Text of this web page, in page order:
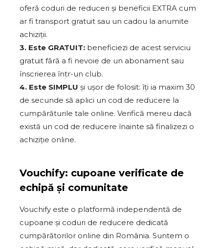
oferă coduri de reduceri și beneficii EXTRA cum
ar fi transport gratuit sau un cadou la anumite
achiziții.
3. Este GRATUIT: beneficiezi de acest serviciu
gratuit fără a fi nevoie de un abonament sau
înscrierea într-un club.
4. Este SIMPLU și ușor de folosit: îți ia maxim 30
de secunde să aplici un cod de reducere la
cumpărăturile tale online. Verifică mereu dacă
există un cod de reducere înainte să finalizezi o
achiziție online.
Vouchify: cupoane verificate de
echipă și comunitate
Vouchify este o platformă independentă de
cupoane și coduri de reducere dedicată
cumpărătorilor online din România. Suntem o